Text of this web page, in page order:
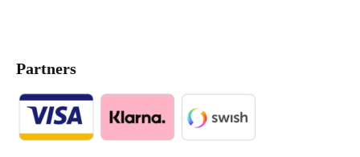
Partners